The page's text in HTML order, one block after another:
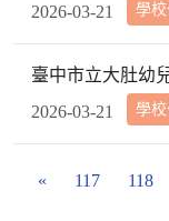
學
2026-03-21
學
臺中市立大肚幼
2026-03-21
« 117 118